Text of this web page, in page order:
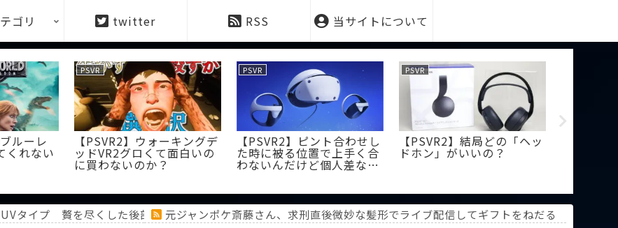
ゴリ twitter RSS 当サイトについて
イオ７怖すぎ
イオ８は買う
PSVR
【PSVR2】「ホグワーツ・
レガシー」がVR対応したら
売れそうだよな
【VRChat】アップロード
したアバターをフォールバ
ックに設定しても反映され
ないんだけど、同じ症状の
PSVR
【PSVR2】もし飽きても
「シネマティックモード」
タイプ 贅を尽くした後部座席でたばこを吸うのが至福の時間か どんどん延びる乗車時間
元ジャンポケ斎藤さん、求刑直後微妙な髪形でライブ配信してギフトをねだる